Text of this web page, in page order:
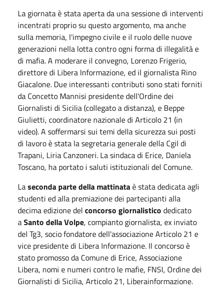
La giornata è stata aperta da una sessione di interventi
incentrati proprio su questo argomento, ma anche
sulla memoria, l'impegno civile e il ruolo delle nuove
generazioni nella lotta contro ogni forma di illegalità e
di mafia. A moderare il convegno, Lorenzo Frigerio,
direttore di Libera Informazione, ed il giornalista Rino
Giacalone. Due interessanti contributi sono stati forniti
da Concetto Mannisi presidente dell'Ordine dei
Giornalisti di Sicilia (collegato a distanza), e Beppe
Giulietti, coordinatore nazionale di Articolo 21 (in
video). A soffermarsi sui temi della sicurezza sui posti
di lavoro è stata la segretaria generale della Cgil di
Trapani, Liria Canzoneri. La sindaca di Erice, Daniela
Toscano, ha portato i saluti istituzionali del Comune.
Laseconda parte della mattinataè stata dedicata agli
studenti ed alla premiazione dei partecipanti alla
decima edizione del concorso giornalistico dedicato
aSanto della Volpe, compianto giornalista, ex inviato
del Tg3, socio fondatore dell'associazione Articolo 21 e
vice presidente di Libera Informazione. Il concorso è
stato promosso da Comune di Erice, Associazione
Libera, nomi e numeri contro le mafie, FNSI, Ordine dei
Giornalisti di Sicilia, Articolo 21, Liberainformazione.